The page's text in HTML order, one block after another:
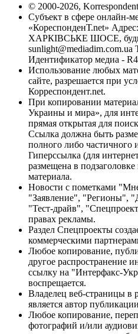
© 2000-2026,
Субъект в сфере онлайн-
«КореспонденТ.net»
ХАРКІВСЬКЕ ШОСЕ,
sunlight@mediadim.com.ua
Идентификатор медиа -
Использование любых
сайте, разрешается при
Корреспондент.net.
При копировании
Украины и мира», для
прямая открытая для
Ссылка должна быть
полного либо частичного
Гиперссылка (для
размещена в
материала.
Новости с пометками
"Заявление", "Регионы",
"Тест-драйв",
правах рекламы.
Раздел Спецпроекты
коммерческими
Любое копирование,
другое распространение
ссылку на "Интерфакс-
воспрещается.
Владелец веб-страницы в
является автор
Любое копирование,
фотографий и/или